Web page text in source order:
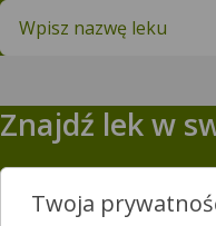
Znajdź lek w swojej okolicy
Znajdź lek w
Sprawdzamy
Twoja